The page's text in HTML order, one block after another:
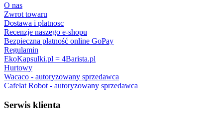
O nas
Zwrot towaru
Dostawa i platnosc
Recenzje naszego e-shopu
Bezpieczna płatność online GoPay
Regulamin
EkoKapsulki.pl = 4Barista.pl
Hurtowy
Wacaco - autoryzowany sprzedawca
Cafelat Robot - autoryzowany sprzedawca
Serwis klienta